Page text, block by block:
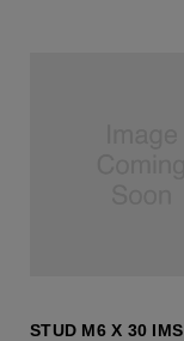
STUD M6 X 30 IMS